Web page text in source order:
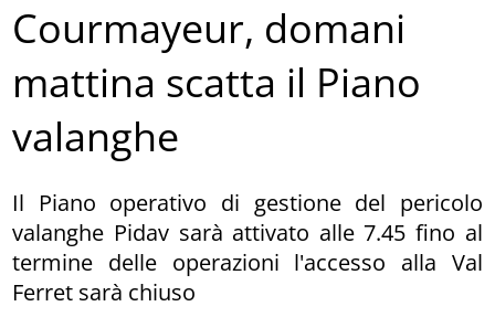
Courmayeur, domani
mattina scatta il Piano
valanghe
Il Piano operativo di gestione del pericolo
valanghe Pidav sarà attivato alle 7.45 fino al
termine delle operazioni l'accesso alla Val
Ferret sarà chiuso